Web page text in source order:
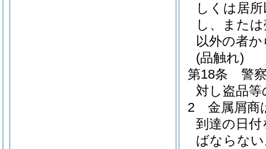
しくは居
し、また
以外の者
(品触れ)
第18条
警
対し盗品
2
金属屑商
到達の日
ばならな